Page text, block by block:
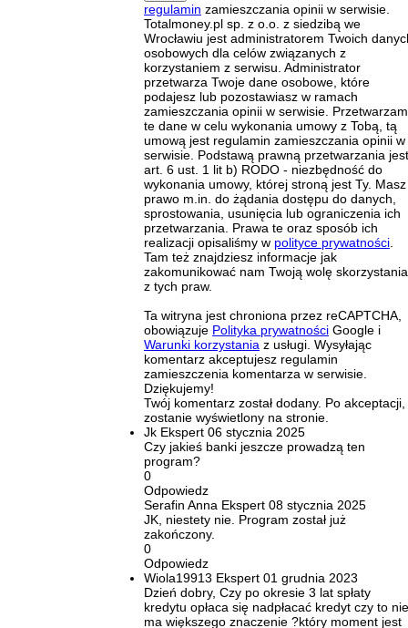
regulamin zamieszczania opinii w serwisie.
Totalmoney.pl sp. z o.o. z siedzibą we
Wrocławiu jest administratorem Twoich
osobowych dla celów związanych z
korzystaniem z serwisu. Administrator
przetwarza Twoje dane osobowe, które
podajesz lub pozostawiasz w ramach
zamieszczania opinii w serwisie.
te dane w celu wykonania umowy z Tobą, tą
umową jest regulamin zamieszczania opinii w
serwisie. Podstawą prawną przetwarzania jest
art. 6 ust. 1 lit b) RODO - niezbędność do
wykonania umowy, której stroną jest Ty. Masz
prawo m.in. do żądania dostępu do danych,
sprostowania, usunięcia lub ograniczenia ich
przetwarzania. Prawa te oraz sposób ich
realizacji opisaliśmy w polityce prywatności
Tam też znajdziesz informacje jak
zakomunikować nam Twoją wolę skorzystania
z tych praw.
Ta witryna jest chroniona przez reCAPTCHA,
obowiązuje Polityka prywatności Google i
Warunki korzystania z usługi. Wysyłając
komentarz akceptujesz regulamin
zamieszczenia komentarza w serwisie.
Dziękujemy!
Twój komentarz został dodany. Po akceptacji,
zostanie wyświetlony na stronie.
Jk Ekspert 06 stycznia 2025
Czy jakieś banki jeszcze prowadzą ten
program?
0
Odpowiedz
Serafin Anna Ekspert 08 stycznia 2025
JK, niestety nie. Program został już
zakończony.
0
Odpowiedz
Wiola19913 Ekspert 01 grudnia 2023
Dzień dobry, Czy po okresie 3 lat spłaty
kredytu opłaca się nadpłacać kredyt czy to nie
ma większego znaczenie ?który moment jest